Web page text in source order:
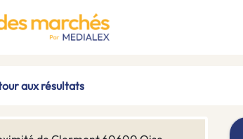
aux résultats